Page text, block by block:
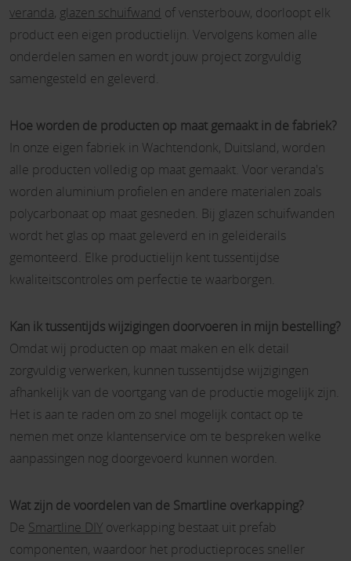
veranda, glazen schuifwand of vensterbouw, doorloopt elk
product een eigen productielijn. Vervolgens komen alle
onderdelen samen en wordt jouw project zorgvuldig
samengesteld en geleverd.
Hoe worden de producten op maat gemaakt in de fabriek?
In onze eigen fabriek in Wachtendonk, Duitsland, worden
alle producten volledig op maat gemaakt. Voor veranda's
worden aluminium profielen en andere materialen zoals
polycarbonaat op maat gesneden. Bij glazen schuifwanden
wordt het glas op maat geleverd en in geleiderails
gemonteerd. Elke productielijn kent tussentijdse
kwaliteitscontroles om perfectie te waarborgen.
Kan ik tussentijds wijzigingen doorvoeren in mijn bestelling?
Omdat wij producten op maat maken en elk detail
zorgvuldig verwerken, kunnen tussentijdse wijzigingen
afhankelijk van de voortgang van de productie mogelijk zijn.
Het is aan te raden om zo snel mogelijk contact op te
nemen met onze klantenservice om te bespreken welke
aanpassingen nog doorgevoerd kunnen worden.
Wat zijn de voordelen van de Smartline overkapping?
De Smartline DIY overkapping bestaat uit prefab
componenten, waardoor het productieproces sneller